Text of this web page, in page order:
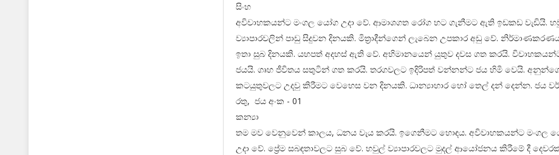
සිංහ
අවිවාහකයන්ට මංගල යෝග උදා වේ. ආමාශගත රෝග හට ගැනීමට ඇති ඉඩකඩ වැඩියි.
ව්‍යාපාරවලින් පාඩු සිදුවන දිනයකි. මිත්‍රාදීන්ගෙන් ලැබෙන උපකාර අඩු වේ.
ඉතා සුබ දිනයකි. යහපත් අදහස් ඇති වේ. අභිමානයෙන් යුතුව දවස ගත කරයි.
ජයයි. ගෘහ ජීවිතය සතුටින් ගත කරයි. තරගවලට ඉදිරිපත් වන්නන්ට ජය හිමි වෙයි.
කටයුතුවලට උදවු කිරීමට වෙහෙස වන දිනයකි. ධාන්‍යාහාර හෝ තෙල් දන් දෙන්න. ජය
රතු, ජය අංක - 01
කන්‍යා
තම මව වෙනුවෙන් කාලය, ධනය වැය කරයි. ඉගෙනීමට හොඳය. අවිවාහකයන්ට මංගල
උදා වේ. ප්‍රේම සබඳතාවලට සුබ වේ. හවුල් ව්‍යාපාරවලට මුදල් ආයෝජනය කිරීමේ දී